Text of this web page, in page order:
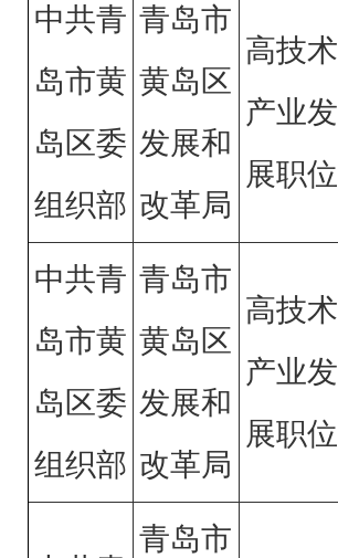
中共青
岛市黄
岛区委
组织部
青岛市
黄岛区
发展和
改革局
高技术
产业发
展职位
中共青
岛市黄
岛区委
组织部
青岛市
黄岛区
发展和
改革局
高技术
产业发
展职位
青岛市